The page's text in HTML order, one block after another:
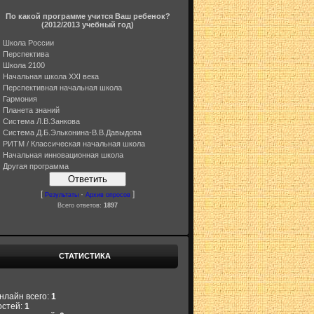
По какой программе учится Ваш ребенок?
(2012/2013 учебный год)
Школа России
Перспектива
Школа 2100
Начальная школа XXI века
Перспективная начальная школа
Гармония
Планета знаний
Система Л.В.Занкова
Система Д.Б.Эльконина-В.В.Давыдова
РИТМ / Классическая начальная школа
Начальная инновационная школа
Другая программа
[ Результаты · Архив опросов ]
Всего ответов: 1897
СТАТИСТИКА
всего: 1
1